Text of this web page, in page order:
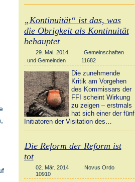
„Kontinuität“ ist das, was
die Obrigkeit als Kontinuität
behauptet
29. Mai. 2014
Gemeinschaften
und Gemeinden
11682
Die zunehmende
Kritik am Vorgehen
des Kommissars der
FFI scheint Wirkung
zu zeigen – erstmals
hat sich einer der fünf
Initiatoren der Visitation des…
Die Reform der Reform ist
tot
02. Mär. 2014
Novus Ordo
10910